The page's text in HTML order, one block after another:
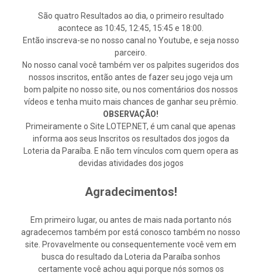
São quatro Resultados ao dia, o primeiro resultado
acontece as 10:45, 12:45, 15:45 e 18:00.
Então inscreva-se no nosso canal no Youtube, e seja nosso
parceiro.
No nosso canal você também ver os palpites sugeridos dos
nossos inscritos, então antes de fazer seu jogo veja um
bom palpite no nosso site, ou nos comentários dos nossos
vídeos e tenha muito mais chances de ganhar seu prêmio.
OBSERVAÇÃO!
Primeiramente o Site LOTEP.NET, é um canal que apenas
informa aos seus Inscritos os resultados dos jogos da
Loteria da Paraíba. E não tem vínculos com quem opera as
devidas atividades dos jogos
Agradecimentos!
Em primeiro lugar, ou antes de mais nada portanto nós
agradecemos também por está conosco também no nosso
site. Provavelmente ou consequentemente você vem em
busca do resultado da Loteria da Paraíba sonhos
certamente você achou aqui porque nós somos os